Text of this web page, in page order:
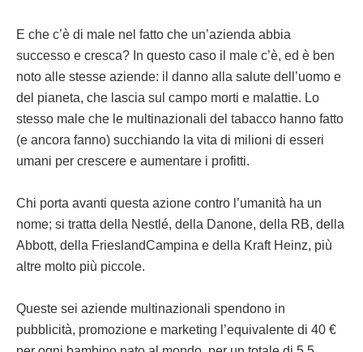
E che c’è di male nel fatto che un’azienda abbia
successo e cresca? In questo caso il male c’è, ed è ben
noto alle stesse aziende: il danno alla salute dell’uomo e
del pianeta, che lascia sul campo morti e malattie. Lo
stesso male che le multinazionali del tabacco hanno fatto
(e ancora fanno) succhiando la vita di milioni di esseri
umani per crescere e aumentare i profitti.
Chi porta avanti questa azione contro l’umanità ha un
nome; si tratta della Nestlé, della Danone, della RB, della
Abbott, della FrieslandCampina e della Kraft Heinz, più
altre molto più piccole.
Queste sei aziende multinazionali spendono in
pubblicità, promozione e marketing l’equivalente di 40 €